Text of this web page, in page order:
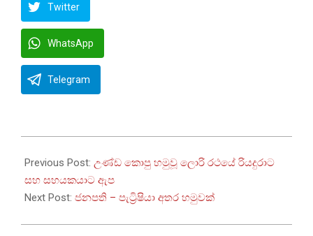
Twitter
WhatsApp
Telegram
06-
20
Previous Post: උණ්ඩ කොපු හමුවූ ලොරි රථයේ රියදුරාට
සහ සහයකයාට ඇප
Next Post: ජනපති – පැට්‍රිෂියා අතර හමුවක්